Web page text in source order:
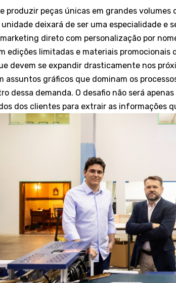
produzir peças únicas em grandes volumes
deixará de ser uma especialidade e
direto com personalização por
edições limitadas e materiais
devem se expandir drasticamente nos
assuntos gráficos que dominam os
dessa demanda. O desafio não será
dos clientes para extrair as informações